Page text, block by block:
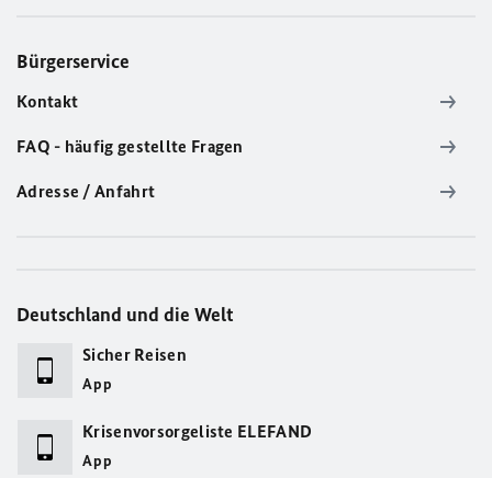
Bürgerservice
Kontakt
FAQ - häufig gestellte Fragen
Adresse / Anfahrt
Deutschland und die Welt
Sicher Reisen
App
Krisenvorsorgeliste ELEFAND
App